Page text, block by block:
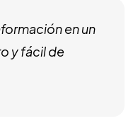
en un
y fácil de